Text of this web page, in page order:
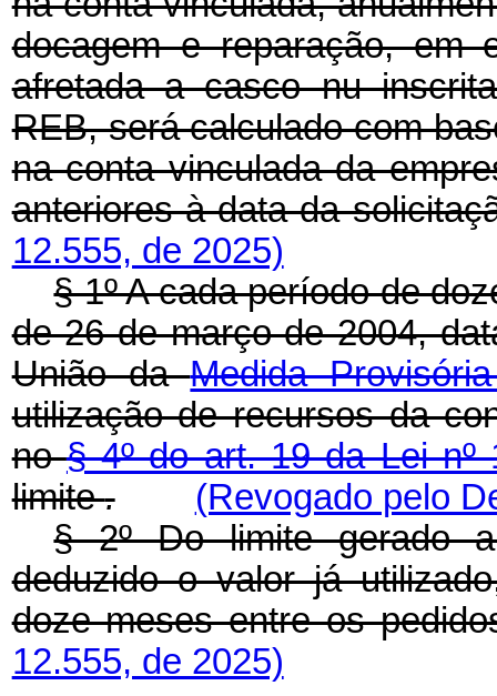
docagem e reparação, em
afretada a casco nu
REB, será calculado com
na conta vinculada da
anteriores à data da
12.555, de 2025)
§ 1º A cada período de
de 26 de março de 2004,
União daMedida
utilização de recursos da
no§ 4º do art. 19 da Lei
limite.
(Revogado pelo
§ 2º Do limite gerado
deduzido o valor já
doze meses entre os
12.555, de 2025)